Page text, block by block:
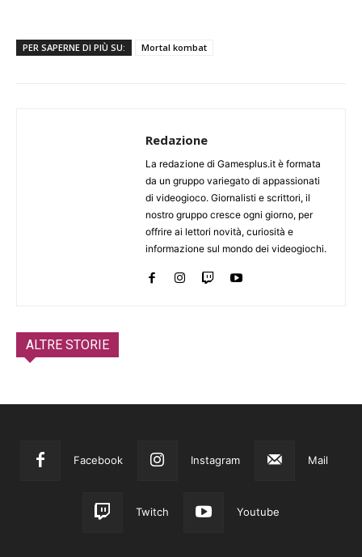
PER SAPERNE DI PIÙ SU: Mortal kombat
Redazione
La redazione di Gamesplus.it è formata
da un gruppo variegato di appassionati
di videogioco. Giornalisti e scrittori, il
nostro gruppo cresce ogni giorno, per
offrire ai lettori novità, curiosità e
informazione sul mondo dei videogiochi.
ALTRE STORIE
Facebook Instagram Mail
Twitch Youtube